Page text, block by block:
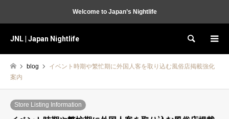
Welcome to Japan’s Nightlife
JNL | Japan Nightlife Search
blog
イベント時期や繁忙期に外国人客を取り込む風俗店掲載強化
案内
Store Listing Information